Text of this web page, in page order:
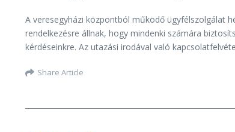
A veresegyházi központból működő ügyfélszolgálat
rendelkezésre állnak, hogy mindenki számára
kérdéseinkre. Az utazási irodával való
Share Article